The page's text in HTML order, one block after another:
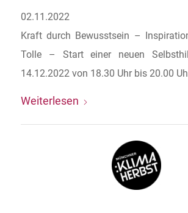
02.11.2022
Kraft durch Bewusstsein –
Tolle – Start einer neuen
14.12.2022 von 18.30 Uhr bis 20.00
Weiterlesen